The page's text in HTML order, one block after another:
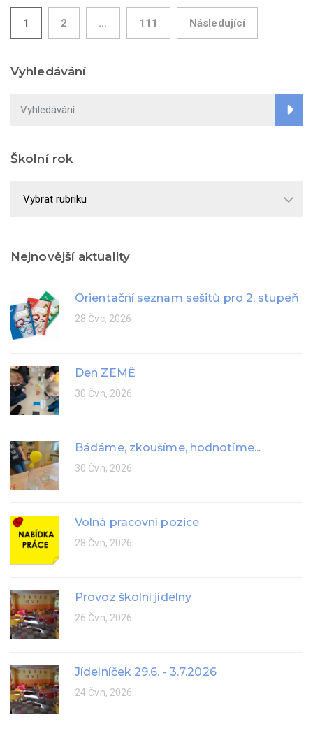
Stránkování
1 2 … 111 Následující
Vyhledávání
Školní rok
rok
Nejnovější aktuality
Orientační seznam sešitů pro 2. stupeň
28 Čvc, 2026
Den ZEMĚ
30 Čvn, 2026
Bádáme, zkoušíme, hodnotíme...
30 Čvn, 2026
Volná pracovní pozice
28 Čvn, 2026
Provoz školní jídelny
26 Čvn, 2026
Jídelníček 29.6. - 3.7.2026
24 Čvn, 2026